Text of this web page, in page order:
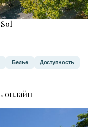
Белье Доступность
онлайн